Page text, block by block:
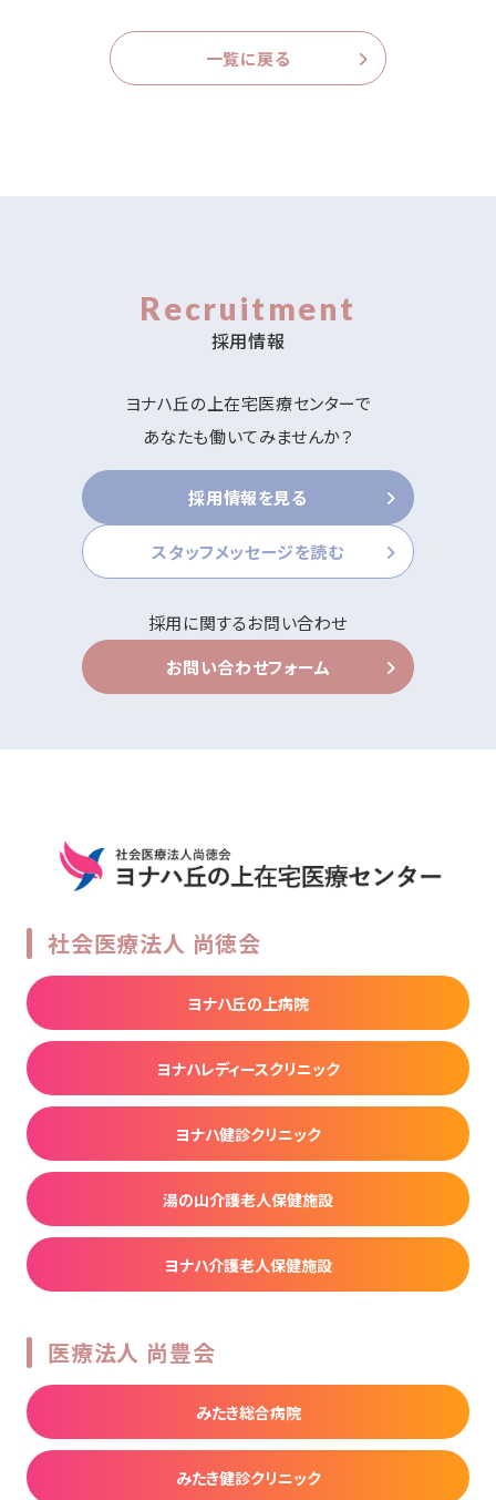
一覧に戻る
Recruitment
採用情報
ヨナハ丘の上在宅医療センターで
あなたも働いてみませんか？
採用情報を見る
スタッフメッセージを読む
採用に関するお問い合わせ
お問い合わせフォーム
社会医療法人 尚徳会
ヨナハ丘の上病院
ヨナハレディースクリニック
ヨナハ健診クリニック
湯の山介護老人保健施設
ヨナハ介護老人保健施設
医療法人 尚豊会
みたき総合病院
みたき健診クリニック